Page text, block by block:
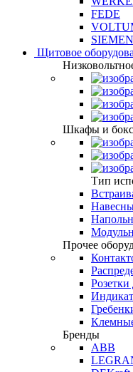
FEDE
Щитовое
Шкафы и
Тип
Прочее
Бренды
ABB